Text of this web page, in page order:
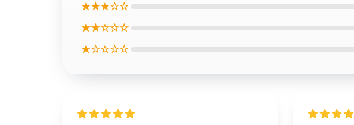
★★★☆☆
★★☆☆☆
★☆☆☆☆